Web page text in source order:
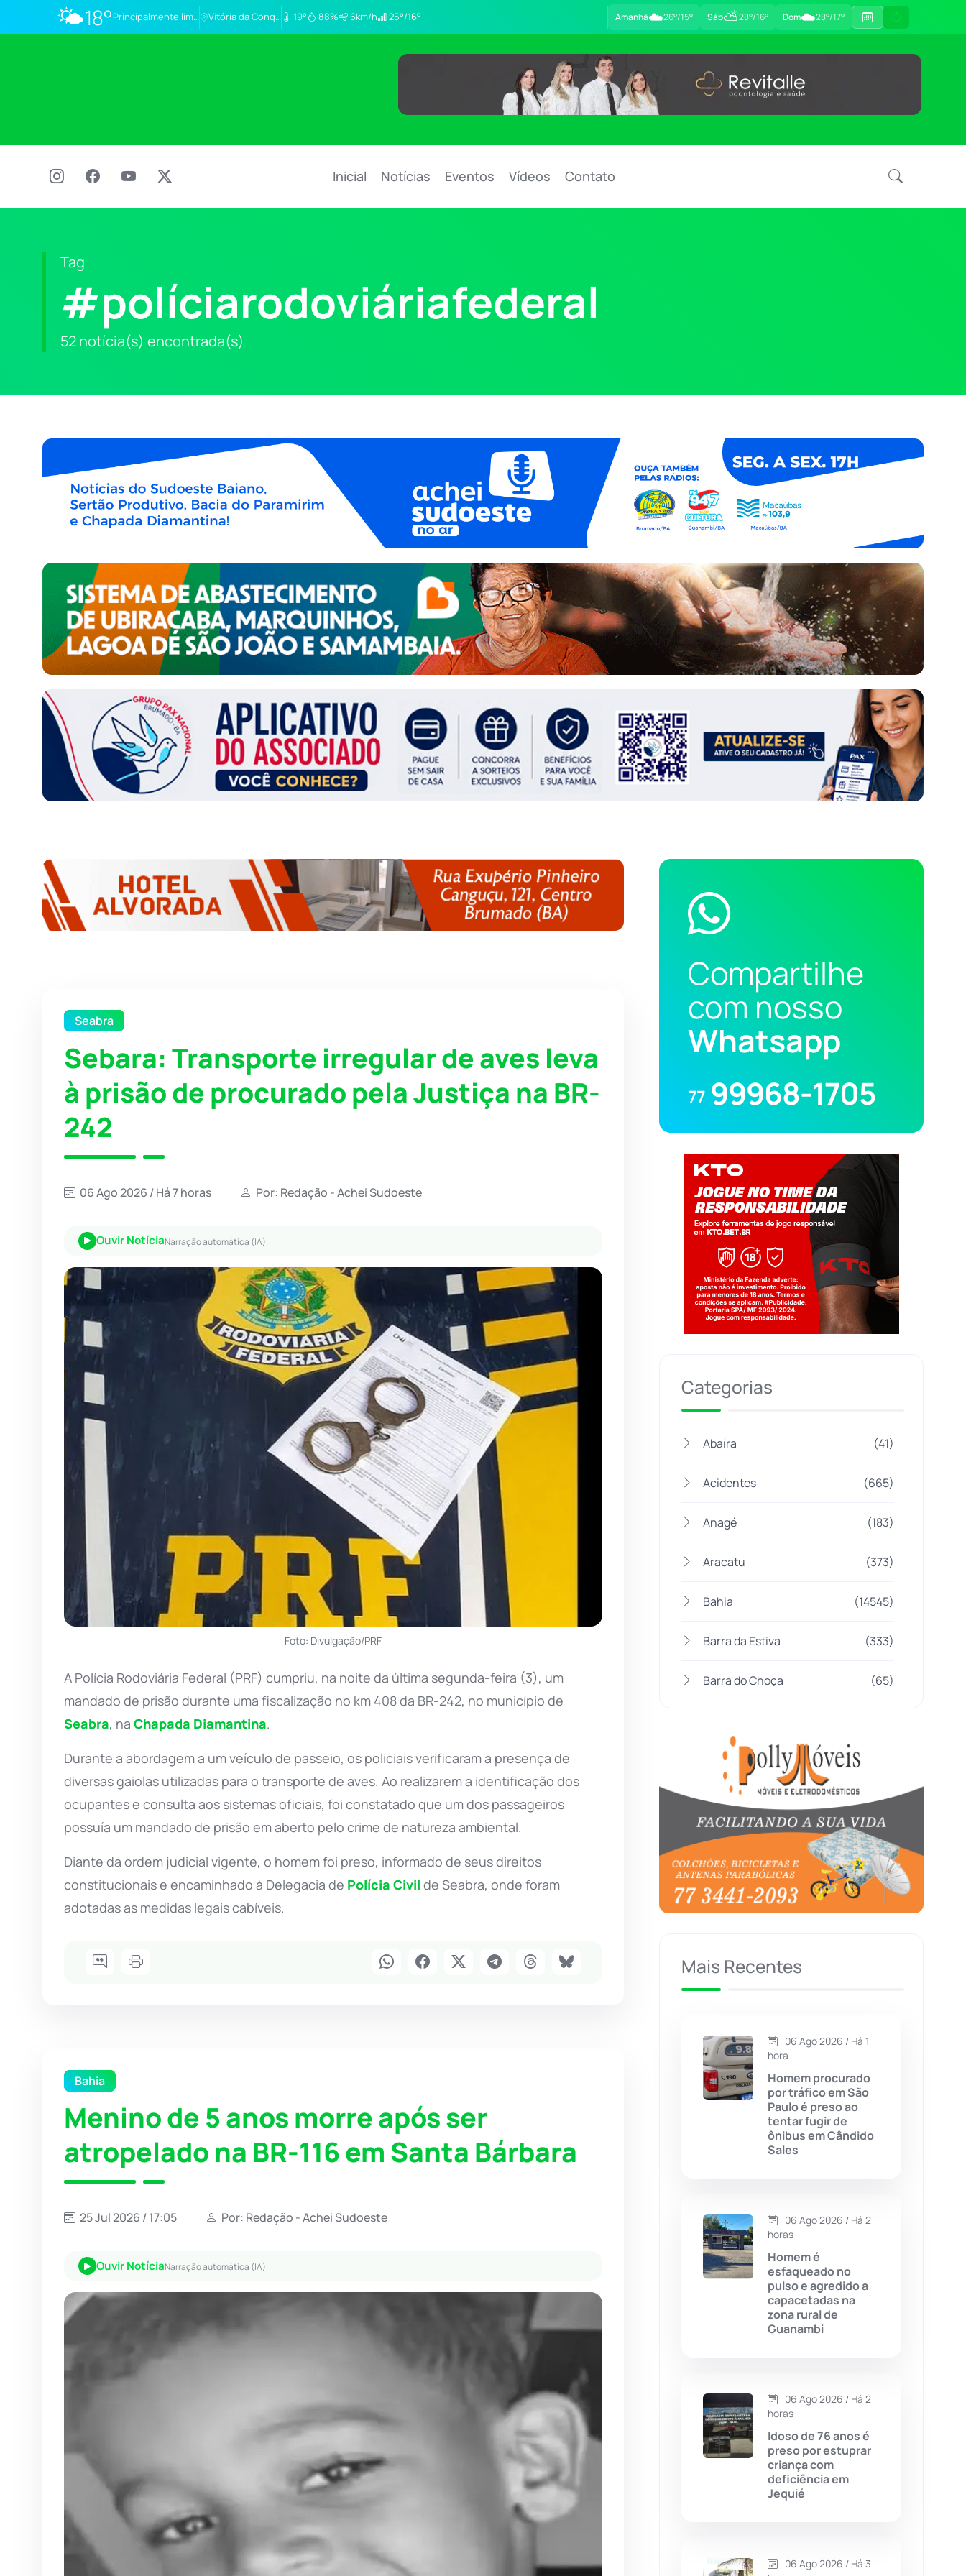
🌤️18° Principalmente limpo Vitória da Conq… 19° 88% 6km/h 25°/16° Amanhã☁️26°/15° Sáb⛅28°/16° Dom☁️28°/17°
Inicial Notícias Eventos Vídeos Contato
Tag
#políciarodoviáriafederal
52 notícia(s) encontrada(s)
Seabra
Sebara: Transporte irregular de aves leva
à prisão de procurado pela Justiça na BR-
242
06 Ago 2026 / Há 7 horas Por: Redação - Achei Sudoeste
Ouvir NotíciaNarração automática (IA)
Foto: Divulgação/PRF
A Polícia Rodoviária Federal (PRF) cumpriu, na noite da última segunda-feira (3), um
mandado de prisão durante uma fiscalização no km 408 da BR-242, no município de
Seabra, na Chapada Diamantina.
Durante a abordagem a um veículo de passeio, os policiais verificaram a presença de
diversas gaiolas utilizadas para o transporte de aves. Ao realizarem a identificação dos
ocupantes e consulta aos sistemas oficiais, foi constatado que um dos passageiros
possuía um mandado de prisão em aberto pelo crime de natureza ambiental.
Diante da ordem judicial vigente, o homem foi preso, informado de seus direitos
constitucionais e encaminhado à Delegacia de Polícia Civil de Seabra, onde foram
adotadas as medidas legais cabíveis.
Bahia
Menino de 5 anos morre após ser
atropelado na BR-116 em Santa Bárbara
25 Jul 2026 / 17:05 Por: Redação - Achei Sudoeste
Ouvir NotíciaNarração automática (IA)
Compartilhe
com nosso
Whatsapp
77 99968-1705
Categorias
Abaíra (41)
Acidentes (665)
Anagé (183)
Aracatu (373)
Bahia (14545)
Barra da Estiva (333)
Barra do Choça (65)
Bom Jesus da Lapa
Boquira (152)
Botuporã (72)
Brasil (7679)
Brumado (31955)
Caculé
Caetité (1504)
Candiba (157)
Cândido Sales
Caturama
Chapada Diamantina
Cordeiros
Dom Basílio (391)
Mais Recentes
06 Ago 2026 / Há 1
hora
Homem procurado
por tráfico em São
Paulo é preso ao
tentar fugir de
ônibus em Cândido
Sales
06 Ago 2026 / Há 2
horas
Homem é
esfaqueado no
pulso e agredido a
capacetadas na
zona rural de
Guanambi
06 Ago 2026 / Há 2
horas
Idoso de 76 anos é
preso por estuprar
criança com
deficiência em
Jequié
06 Ago 2026 / Há 3